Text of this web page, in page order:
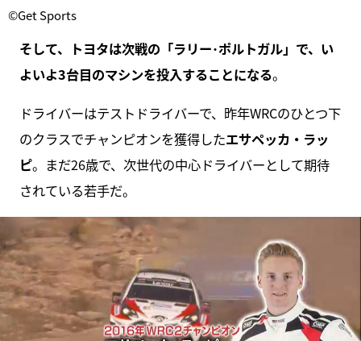
©Get Sports
そして、トヨタは次戦の「ラリー･ポルトガル」で、い
よいよ3台目のマシンを投入することになる。
ドライバーはテストドライバーで、昨年WRCのひとつ下
のクラスでチャンピオンを獲得したエサペッカ・ラッ
ピ。まだ26歳で、次世代の中心ドライバーとして期待
されている若手だ。